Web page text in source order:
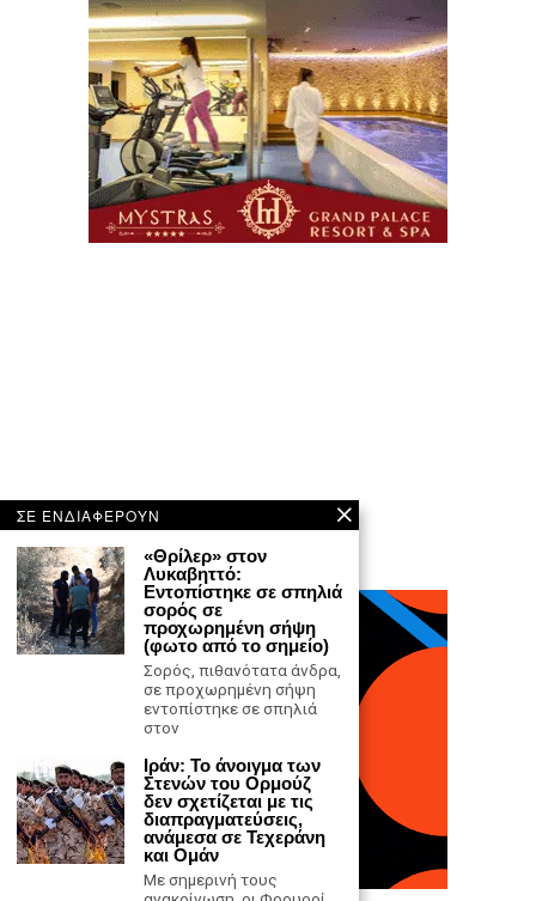
ΣΕ ΕΝΔΙΑΦΕΡΟΥΝ
«Θρίλερ» στον
Λυκαβηττό:
Εντοπίστηκε σε σπηλιά
σορός σε
προχωρημένη σήψη
(φωτο από το σημείο)
Σορός, πιθανότατα άνδρα,
σε προχωρημένη σήψη
εντοπίστηκε σε σπηλιά
στον
Ιράν: Το άνοιγμα των
Στενών του Ορμούζ
δεν σχετίζεται με τις
διαπραγματεύσεις,
ανάμεσα σε Τεχεράνη
και Ομάν
Με σημερινή τους